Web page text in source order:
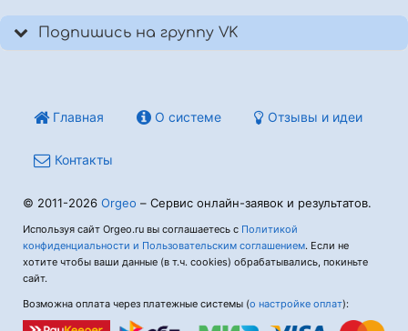
Подпишись на группу VK
Главная О системе Отзывы и идеи
Контакты
© 2011-2026 Orgeo – Сервис онлайн-заявок и результатов.
Используя сайт Orgeo.ru вы соглашаетесь с Политикой
конфиденциальности и Пользовательским соглашением. Если не
хотите чтобы ваши данные (в т.ч. cookies) обрабатывались, покиньте
сайт.
Возможна оплата через платежные системы (о настройке оплат):